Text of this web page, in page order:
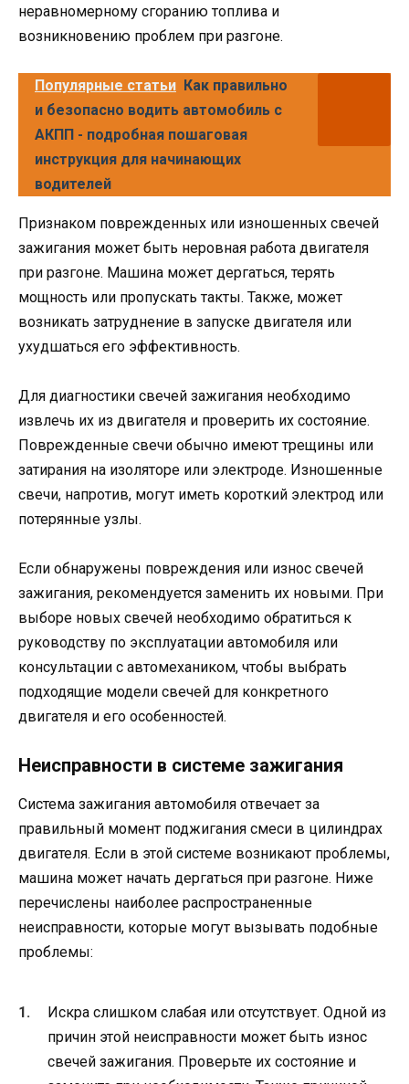
неравномерному сгоранию топлива и
возникновению проблем при разгоне.
Популярные статьи Как правильно
и безопасно водить автомобиль с
АКПП - подробная пошаговая
инструкция для начинающих
водителей
Признаком поврежденных или изношенных свечей
зажигания может быть неровная работа двигателя
при разгоне. Машина может дергаться, терять
мощность или пропускать такты. Также, может
возникать затруднение в запуске двигателя или
ухудшаться его эффективность.
Для диагностики свечей зажигания необходимо
извлечь их из двигателя и проверить их состояние.
Поврежденные свечи обычно имеют трещины или
затирания на изоляторе или электроде. Изношенные
свечи, напротив, могут иметь короткий электрод или
потерянные узлы.
Если обнаружены повреждения или износ свечей
зажигания, рекомендуется заменить их новыми. При
выборе новых свечей необходимо обратиться к
руководству по эксплуатации автомобиля или
консультации с автомехаником, чтобы выбрать
подходящие модели свечей для конкретного
двигателя и его особенностей.
Неисправности в системе зажигания
Система зажигания автомобиля отвечает за
правильный момент поджигания смеси в цилиндрах
двигателя. Если в этой системе возникают проблемы,
машина может начать дергаться при разгоне. Ниже
перечислены наиболее распространенные
неисправности, которые могут вызывать подобные
проблемы:
Искра слишком слабая или отсутствует. Одной из
причин этой неисправности может быть износ
свечей зажигания. Проверьте их состояние и